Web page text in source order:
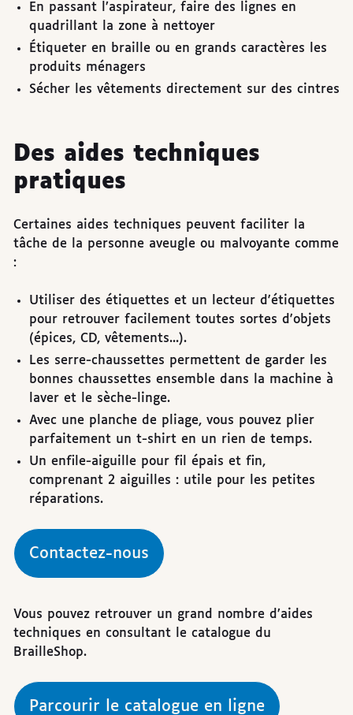
En passant l’aspirateur, faire des lignes en
quadrillant la zone à nettoyer
Étiqueter en braille ou en grands caractères les
produits ménagers
Sécher les vêtements directement sur des cintres
Des aides techniques
pratiques
Certaines aides techniques peuvent faciliter la
tâche de la personne aveugle ou malvoyante comme
:
Utiliser des étiquettes et un lecteur d'étiquettes
pour retrouver facilement toutes sortes d'objets
(épices, CD, vêtements...).
Les serre-chaussettes permettent de garder les
bonnes chaussettes ensemble dans la machine à
laver et le sèche-linge.
Avec une planche de pliage, vous pouvez plier
parfaitement un t-shirt en un rien de temps.
Un enfile-aiguille pour fil épais et fin,
comprenant 2 aiguilles : utile pour les petites
réparations.
Contactez-nous
Vous pouvez retrouver un grand nombre d’aides
techniques en consultant le catalogue du
BrailleShop.
Parcourir le catalogue en ligne